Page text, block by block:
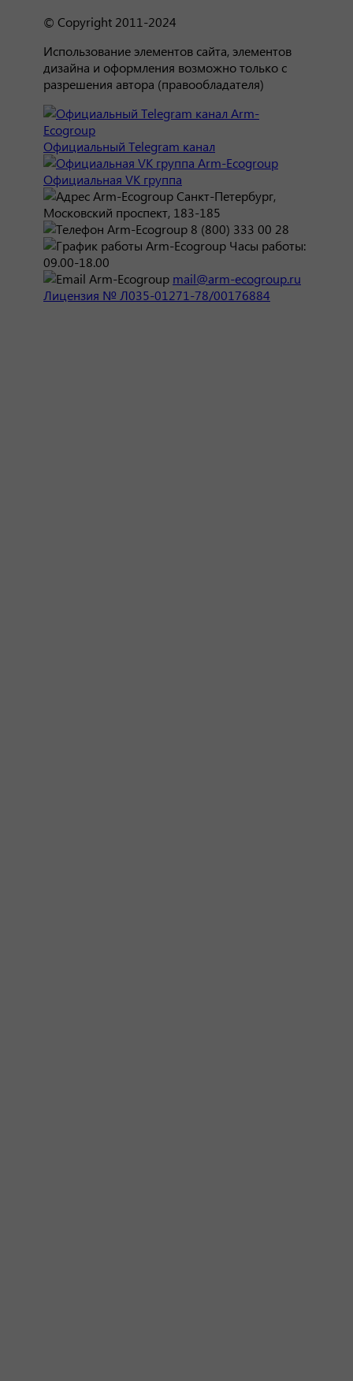
© Copyright 2011-2024
Использование элементов сайта, элементов
дизайна и оформления возможно только с
разрешения автора (правообладателя)
Официальный Telegram канал
Официальная VK группа
Санкт-Петербург,
Московский проспект, 183-185
8 (800) 333 00 28
Часы работы:
09.00-18.00
mail@arm-ecogroup.ru
Лицензия № Л035-01271-78/00176884